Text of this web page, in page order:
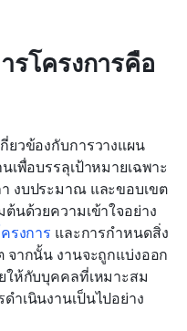
รโครงการคือ
ยวข้องกับการวางแผน
เพื่อบรรลุเป้าหมายเฉพาะ
งบประมาณ และขอบเขต
นด้วยความเข้าใจอย่าง
รงการ และการกำหนดสิ่ง
จากนั้น งานจะถูกแบ่งออก
ให้กับบุคคลที่เหมาะสม
ำเนินงานเป็นไปอย่าง